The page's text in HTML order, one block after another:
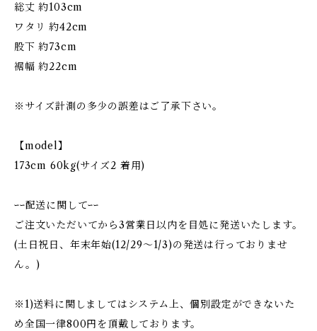
総丈 約103cm
ワタリ 約42cm
股下 約73cm
裾幅 約22cm
※サイズ計測の多少の誤差はご了承下さい。
【model】
173cm 60kg(サイズ2 着用)
ｰｰ配送に関してｰｰ
ご注文いただいてから3営業日以内を目処に発送いたします。
(土日祝日、年末年始(12/29〜1/3)の発送は行っておりませ
ん。)
※1)送料に関しましてはシステム上、個別設定ができないた
め全国一律800円を頂戴しております。